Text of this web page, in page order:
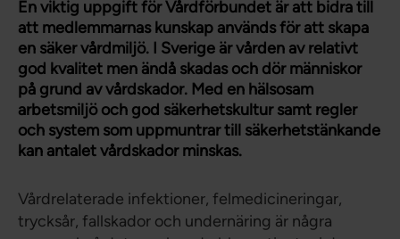
En viktig uppgift för Vårdförbundet är att bidra till
att medlemmarnas kunskap används för att skapa
en säker vårdmiljö. I Sverige är vården av relativt
god kvalitet men ändå skadas och dör människor
på grund av vårdskador. Med en hälsosam
arbetsmiljö och god säkerhetskultur samt regler
och system som uppmuntrar till säkerhetstänkande
kan antalet vårdskador minskas.
Vårdrelaterade infektioner, felmedicineringar,
trycksår, fallskador och undernäring är några